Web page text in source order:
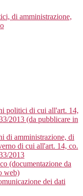
di amministrazione,
politici di cui all'art. 14,
2013 (da pubblicare in
di amministrazione, di
di cui all'art. 14, co.
2013
(documentazione da
web)
dei dati